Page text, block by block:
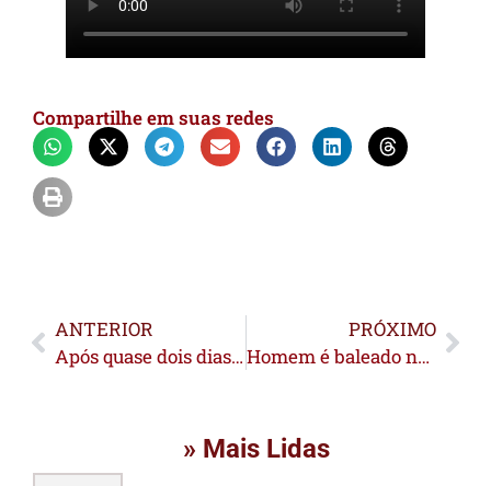
Compartilhe em suas redes
ANTERIOR
Após quase dois dias de debates, Câmara derruba 6 vetos da Prefeitura à LDO; Outros 58 foram mantidos
PRÓXIMO
Homem é baleado na Cidade Nova e fica em estado gravíssimo
» Mais Lidas